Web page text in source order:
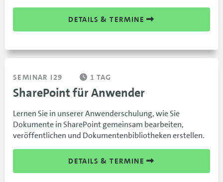
DETAILS & TERMINE
SEMINAR I29 1 TAG
SharePoint für Anwender
Lernen Sie in unserer Anwenderschulung, wie Sie
Dokumente in SharePoint gemeinsam bearbeiten,
veröffentlichen und Dokumentenbibliotheken erstellen.
DETAILS & TERMINE